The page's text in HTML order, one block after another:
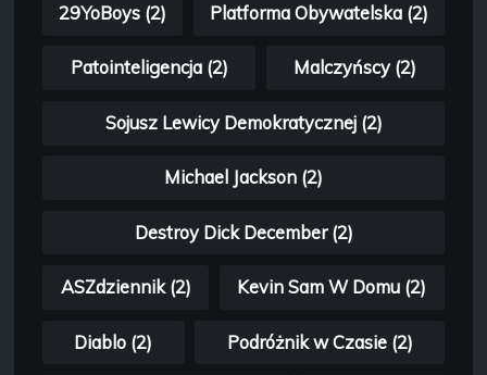
29YoBoys (2) Platforma Obywatelska (2)
Patointeligencja (2) Malczyńscy (2)
Sojusz Lewicy Demokratycznej (2)
Michael Jackson (2)
Destroy Dick December (2)
ASZdziennik (2) Kevin Sam W Domu (2)
Diablo (2) Podróżnik w Czasie (2)